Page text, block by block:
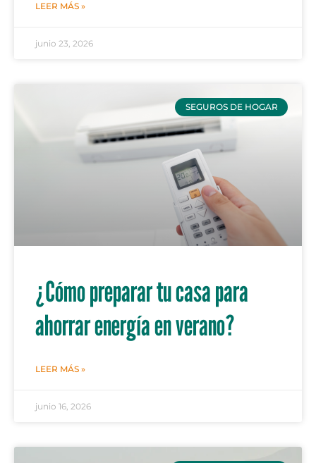
LEER MÁS »
junio 23, 2026
SEGUROS DE HOGAR
¿Cómo preparar tu casa para
ahorrar energía en verano?
LEER MÁS »
junio 16, 2026